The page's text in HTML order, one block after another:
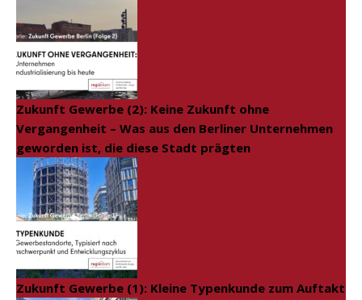
Zukunft Gewerbe (2): Keine Zukunft ohne
Vergangenheit – Was aus den Berliner Unternehmen
geworden ist, die diese Stadt prägten
Zukunft Gewerbe (1): Kleine Typenkunde zum Auftakt